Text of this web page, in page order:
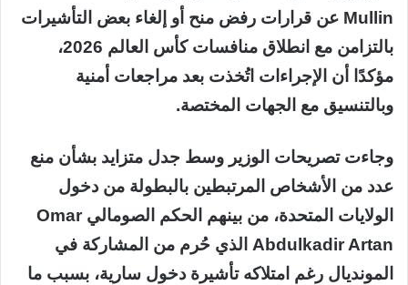
Mullin عن قرارات رفض منح أو إلغاء بعض التأشيرات
بالتزامن مع انطلاق منافسات كأس العالم 2026،
مؤكدًا أن الإجراءات اتُخذت بعد مراجعات أمنية
وبالتنسيق مع الجهات المختصة.
وجاءت تصريحات الوزير وسط جدل متزايد بشأن منع
عدد من الأشخاص المرتبطين بالبطولة من دخول
الولايات المتحدة، من بينهم الحكم الصومالي Omar
Abdulkadir Artan الذي حُرم من المشاركة في
المونديال رغم امتلاكه تأشيرة دخول سارية، بسبب ما